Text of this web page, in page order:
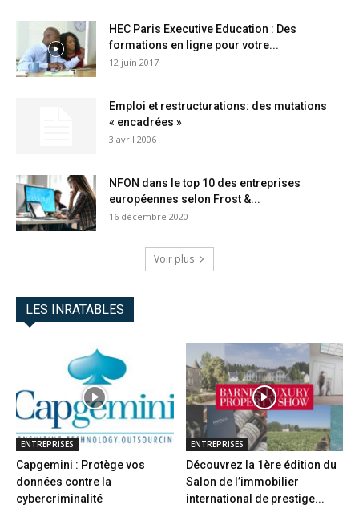
HEC Paris Executive Education : Des
formations en ligne pour votre...
12 juin 2017
Emploi et restructurations: des mutations
« encadrées »
3 avril 2006
NFON dans le top 10 des entreprises
européennes selon Frost &...
16 décembre 2020
Voir plus
LES INRATABLES
ENTREPRISES
Capgemini : Protège vos
données contre la
cybercriminalité
ENTREPRISES
Découvrez la 1ère édition du
Salon de l’immobilier
international de prestige...